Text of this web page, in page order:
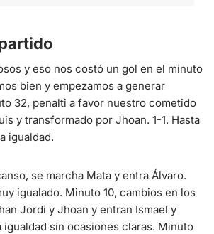
y eso nos costó un gol en el minuto
bien y empezamos a generar
32, penalti a favor nuestro cometido
y transformado por Jhoan. 1-1. Hasta
igualdad.
se marcha Mata y entra Álvaro.
igualado. Minuto 10, cambios en los
Jordi y Jhoan y entran Ismael y
igualdad sin ocasiones claras. Minuto